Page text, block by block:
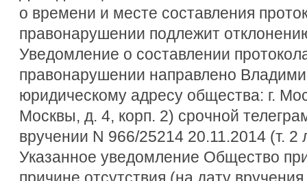
о времени и месте составления
правонарушении подлежит
Уведомление о составлении
правонарушении направлено
юридическому адресу общества: г.
Москвы, д. 4, корп. 2) срочной
вручении N 966/25214 20.11.2014 (т. 2
Указанное уведомление Общество
причине отсутствия (на дату